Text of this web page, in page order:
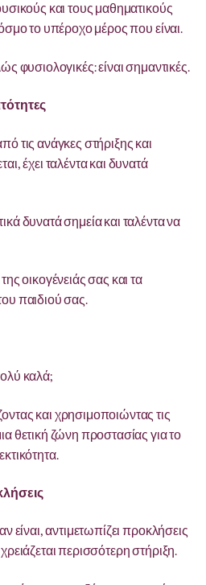
και τους μαθηματικούς
το υπέροχο μέρος που είναι.
φυσιολογικές: είναι σημαντικές.
τις ανάγκες στήριξης και
έχει ταλέντα και δυνατά
δυνατά σημεία και ταλέντα να
οικογένειάς σας και τα
παιδιού σας.
καλά;
και χρησιμοποιώντας τις
θετική ζώνη προστασίας για το
είναι, αντιμετωπίζει προκλήσεις
περισσότερη στήριξη.